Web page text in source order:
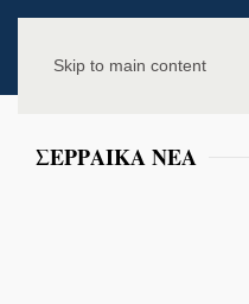
Skip to main content
ΣΕΡΡΑΙΚΑ ΝΕΑ